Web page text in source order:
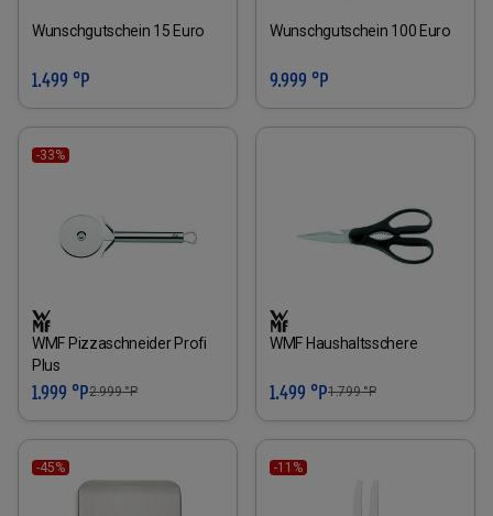
Wunschgutschein 15 Euro
1.499 °P
Wunschgutschein 100 Euro
9.999 °P
-33%
WMF Pizzaschneider Profi
Plus
1.999 °P2.999°P
WMF Haushaltsschere
1.499 °P1.799°P
-45% -11%